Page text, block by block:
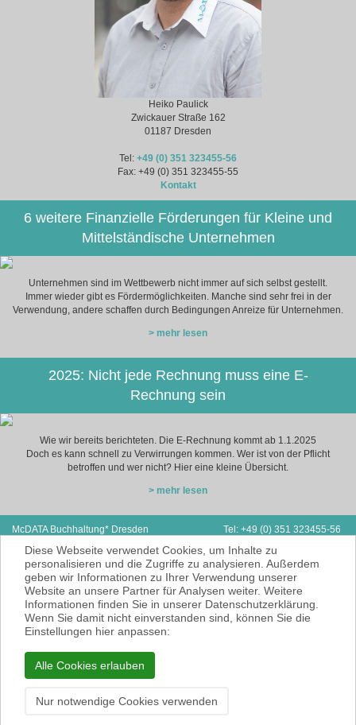
Heiko Paulick
Zwickauer Straße 162
01187 Dresden
Tel: +49 (0) 351 323455-56
Fax: +49 (0) 351 323455-55
Kontakt
6 weitere Finanzielle Förderungen für Kleine und
Mittelständische Unternehmen
Unternehmen sind im Wettbewerb nicht immer auf sich selbst gestellt.
Immer wieder gibt es Fördermöglichkeiten. Manche sind sehr frei in der
Verwendung, andere schaffen durch Bedingungen Anreize für Unternehmen.
> mehr lesen
2025: Nicht jede Rechnung muss eine E-
Rechnung sein
Wie wir bereits berichteten. Die E-Rechnung kommt ab 1.1.2025
Doch es kann schnell zu Verwirrungen kommen. Wer ist von der Pflicht
betroffen und wer nicht? Hier eine kleine Übersicht.
> mehr lesen
McDATA Buchhaltung* Dresden
01187 Dresden
Tel: +49 (0) 351 323455-56
E-Mail:hp@mcdata.de
McDATA ist eine sehr gute Alternative zu
Ihrem Steuerberater zur Erbringung der
laufenden Finanz- und Lohnbuchhaltung*.
* = Erbracht werden nur Dienstleistungen
gemäß § 6 Nr. 3+4 Steuerberatungsgesetz
KEINE Rechts- und/oder Steuerberatung!
Impressum Datenschutzerklärung
Diese Webseite verwendet Cookies, um Inhalte zu
personalisieren und die Zugriffe zu analysieren. Außerdem
geben wir Informationen zu Ihrer Verwendung unserer
Website an unsere Partner für Analysen weiter. Weitere
Informationen finden Sie in unserer Datenschutzerklärung.
Wenn Sie damit nicht einverstanden sind, können Sie die
Einstellungen hier anpassen:
Alle Cookies erlauben
Nur notwendige Cookies verwenden